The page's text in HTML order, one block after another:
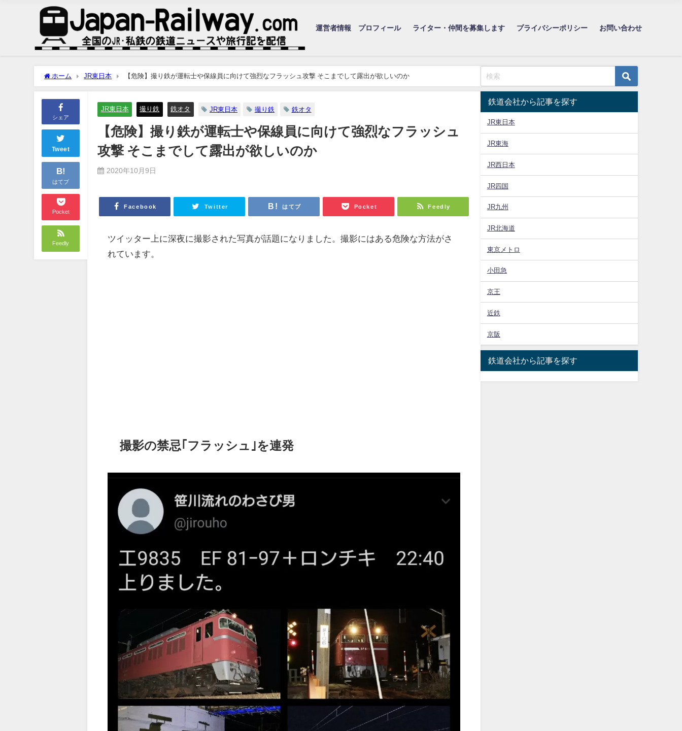
運営者情報 プロフィール ライター・仲間を募集します プライバシーポリシー お問い合わせ
ホーム JR東日本 【危険】撮り鉄が運転士や保線員に向けて強烈なフラッシュ攻撃 そこまでして露出が欲しいのか
シェア
Tweet
B!
はてブ
Pocket
Feedly
JR東日本 撮り鉄 鉄オタ JR東日本 撮り鉄 鉄オタ
【危険】撮り鉄が運転士や保線員に向けて強烈なフラッシュ
攻撃 そこまでして露出が欲しいのか
2020年10月9日
Facebook Twitter はてブ Pocket Feedly
ツイッター上に深夜に撮影された写真が話題になりました。撮影にはある危険な方法がさ
れています。
撮影の禁忌｢フラッシュ｣を連発
鉄道会社から記事を探す
JR東日本
JR東海
JR西日本
JR四国
JR九州
JR北海道
東京メトロ
小田急
京王
近鉄
京阪
鉄道会社から記事を探す